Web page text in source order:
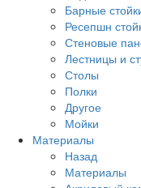
Барные
Ресепшн
Стеновые
Лестницы и
Столы
Полки
Другое
Мойки
Материалы
Назад
Материалы